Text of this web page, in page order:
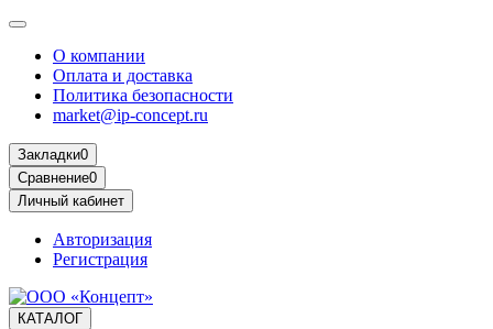
О компании
Оплата и доставка
Политика безопасности
market@ip-concept.ru
Закладки0
Сравнение0
Личный кабинет
Авторизация
Регистрация
КАТАЛОГ